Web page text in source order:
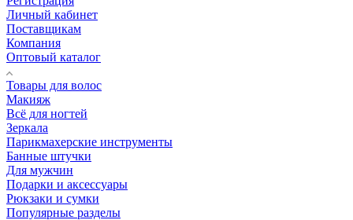
Личный кабинет
Поставщикам
Компания
Оптовый каталог
Товары для волос
Макияж
Всё для ногтей
Зеркала
Парикмахерские инструменты
Банные штучки
Для мужчин
Подарки и аксессуары
Рюкзаки и сумки
Популярные разделы